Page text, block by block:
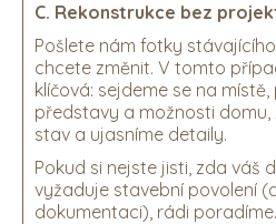
C. Rekonstrukce bez
Pošlete nám fotky
chcete změnit. V tomto
klíčová: sejdeme se na
představy a možnosti
stav a ujasníme detaily.
Pokud si nejste jisti, zda váš
vyžaduje stavební povolení
dokumentaci), rádi poradíme.